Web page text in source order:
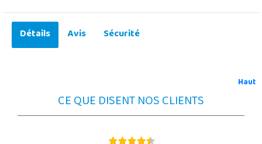
Détails Avis Sécurité
Haut
CE QUE DISENT NOS CLIENTS